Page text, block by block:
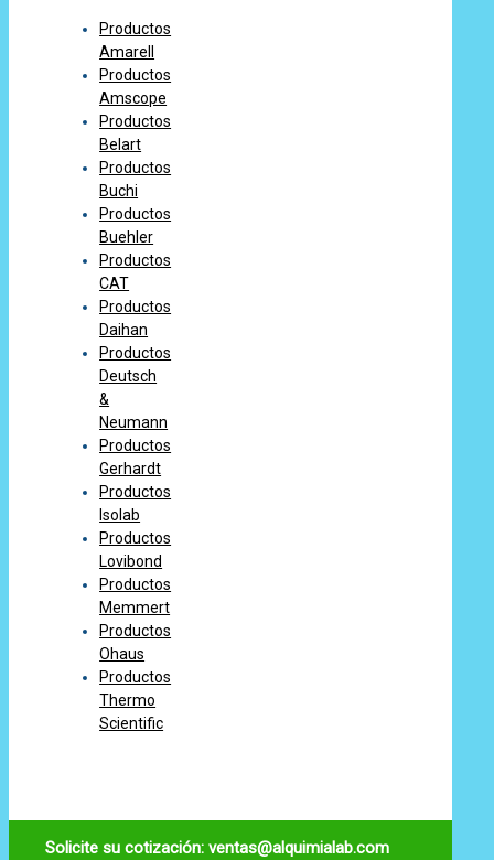
Productos
Amarell
Productos
Amscope
Productos
Belart
Productos
Buchi
Productos
Buehler
Productos
CAT
Productos
Daihan
Productos
Deutsch
&
Neumann
Productos
Gerhardt
Productos
Isolab
Productos
Lovibond
Productos
Memmert
Productos
Ohaus
Productos
Thermo
Scientific
Solicite su cotización: ventas@alquimialab.com